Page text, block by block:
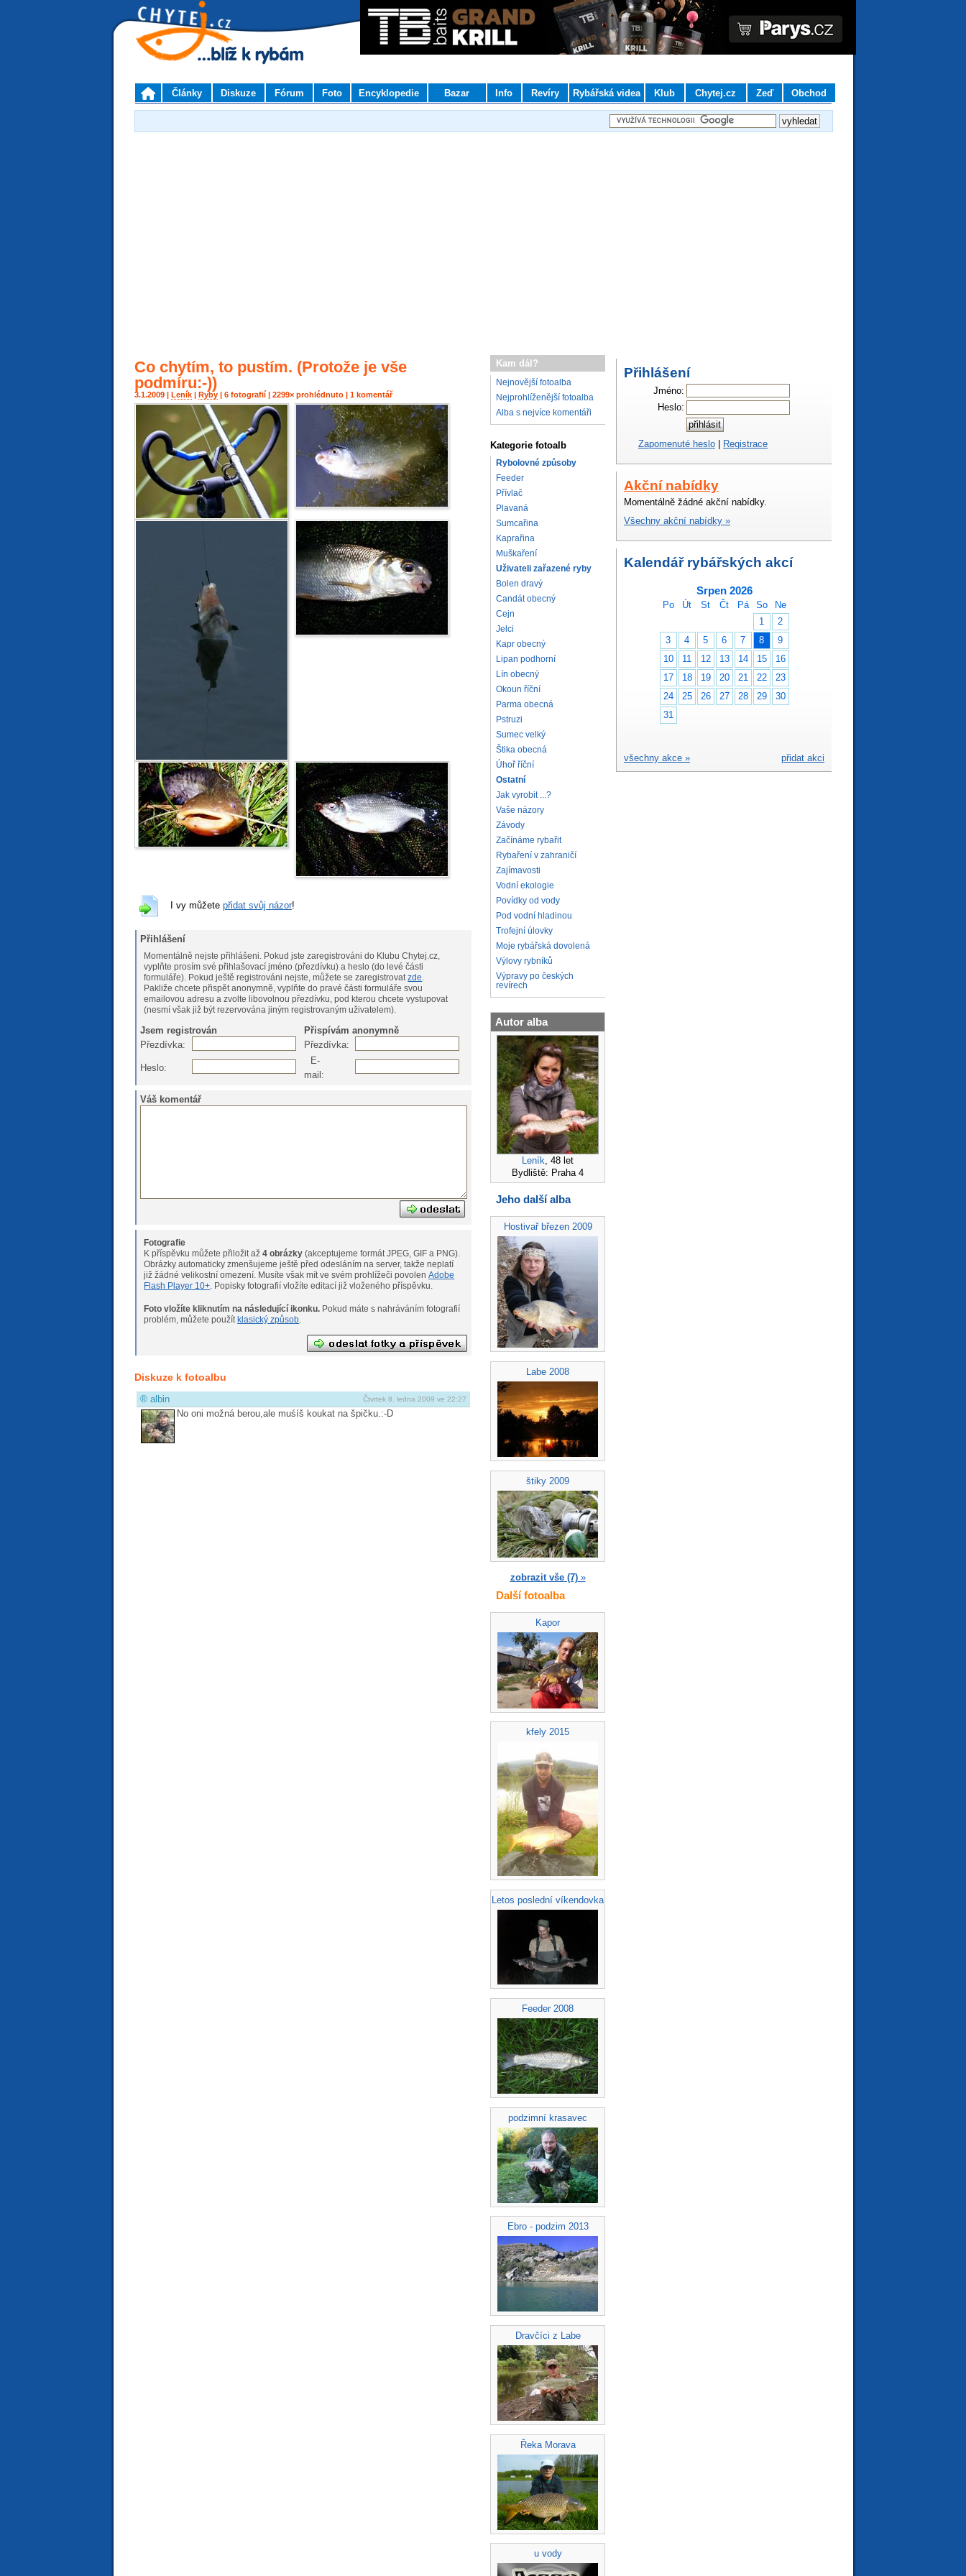
Články Diskuze Fórum Foto Encyklopedie Bazar Info Revíry Rybářská videa Klub Chytej.cz Zeď Obchod
Co chytím, to pustím. (Protože je vše
podmíru:-))
3.1.2009 | Leník | Ryby | 6 fotografií | 2299× prohlédnuto | 1 komentář
I vy můžete přidat svůj názor!
Přihlášení
Momentálně nejste přihlášeni. Pokud jste zaregistrováni do Klubu Chytej.cz,
vyplňte prosím své přihlašovací jméno (přezdívku) a heslo (do levé části
formuláře). Pokud ještě registrováni nejste, můžete se zaregistrovatzde.
Pakliže chcete přispět anonymně, vyplňte do pravé části formuláře svou
emailovou adresu a zvolte libovolnou přezdívku, pod kterou chcete vystupovat
(nesmí však již být rezervována jiným registrovaným uživatelem).
Jsem registrován
Přispívám anonymně
Přezdívka:
Přezdívka:
Heslo:
E-
mail:
Váš komentář
Fotografie
K příspěvku můžete přiložit až4 obrázky (akceptujeme formát JPEG, GIF a PNG).
Obrázky automaticky zmenšujeme ještě před odesláním na server, takže neplatí
již žádné velikostní omezení. Musíte však mít ve svém prohlížeči povolenAdobe
Flash Player 10+ . Popisky fotografií vložíte editací již vloženého příspěvku.
Foto vložíte kliknutím na následující ikonku.
problém, můžete použít klasický způsob.
Diskuze k fotoalbu
Čtvrtek 8. ledna 2009 ve 22:27
® albin
No oni možná berou,ale muśíš koukat na špičku.:-D
Kam dál?
Nejnovější fotoalba
Nejprohlíženější fotoalba
Alba s nejvíce komentáři
Kategorie fotoalb
Rybolovné způsoby
Feeder
Přívlač
Plavaná
Sumcařina
Kaprařina
Muškaření
Uživateli zařazené ryby
Bolen dravý
Candát obecný
Cejn
Jelci
Kapr obecný
Lipan podhorní
Lín obecný
Okoun říční
Parma obecná
Pstruzi
Sumec velký
Štika obecná
Úhoř říční
Ostatní
Jak vyrobit ...?
Vaše názory
Závody
Začínáme rybařit
Rybaření v zahraničí
Zajímavosti
Vodní ekologie
Povídky od vody
Pod vodní hladinou
Trofejní úlovky
Moje rybářská dovolená
Výlovy rybníků
Výpravy po českých
revírech
Autor alba
Leník , 48 let
Bydliště: Praha 4
Jeho další alba
Hostivař březen 2009
Labe 2008
štiky 2009
zobrazit vše (7)»
Další fotoalba
Kapor
kfely 2015
Letos poslední víkendovka
Feeder 2008
podzimní krasavec
Ebro - podzim 2013
Dravčíci z Labe
Řeka Morava
u vody
Přihlášení
Jméno:
Heslo:
Zapomenuté heslo | Registrace
Akční nabídky
Momentálně žádné akční nabídky.
Všechny akční nabídky »
Kalendář rybářských akcí
Srpen 2026
Po Út St Čt Pá So
Ne
1
2
3
4 5 6 7 8
9
10
11 12 13 14 15
16
17
18 19 20 21 22
23
24
25 26 27 28 29
30
31
přidat akci
všechny akce »